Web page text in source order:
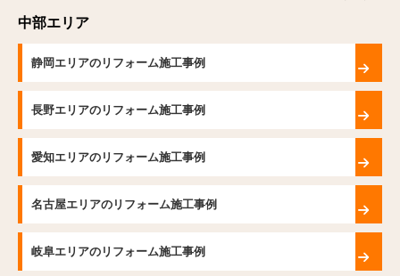
中部エリア
静岡エリアのリフォーム施工事例
長野エリアのリフォーム施工事例
愛知エリアのリフォーム施工事例
名古屋エリアのリフォーム施工事例
岐阜エリアのリフォーム施工事例